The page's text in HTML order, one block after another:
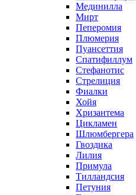
Мединилла
Мирт
Пеперомия
Плюмерия
Пуансеттия
Спатифиллум
Стефанотис
Стрелиция
Фиалки
Хойя
Хризантема
Цикламен
Шлюмбергера
Гвоздика
Лилия
Примула
Тилландсия
Петуния